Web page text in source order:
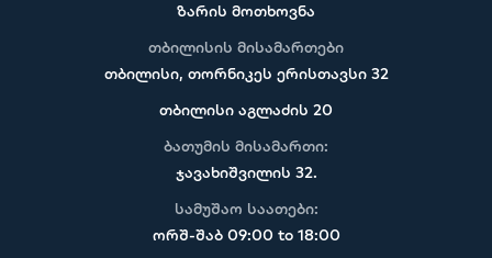
ზარის მოთხოვნა
თბილისის მისამართები
თბილისი, თორნიკეს ერისთავსი 32
თბილისი აგლაძის 20
ბათუმის მისამართი:
ჯავახიშვილის 32.
სამუშაო საათები:
ორშ-შაბ 09:00 to 18:00